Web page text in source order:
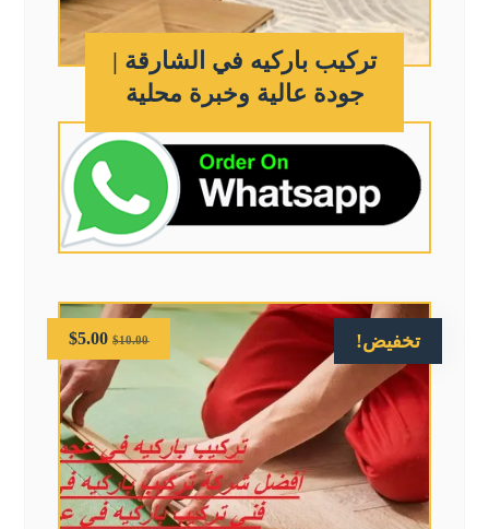
تركيب باركيه في الشارقة |
جودة عالية وخبرة محلية
تخفيض! $10.00
$5.00